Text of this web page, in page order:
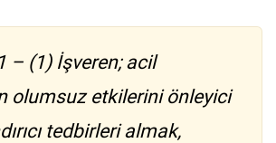
– (1) İşveren; acil
olumsuz etkilerini önleyici
tedbirleri almak,